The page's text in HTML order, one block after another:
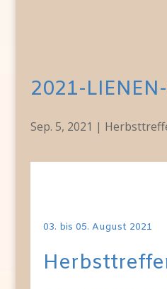
2021-
Sep. 5, 2021 |
03. bis 05. August 2021